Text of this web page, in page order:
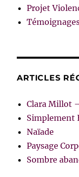
Projet
ARTICLES
Clara Millot
Simplement
Naïade
Paysage
Sombre